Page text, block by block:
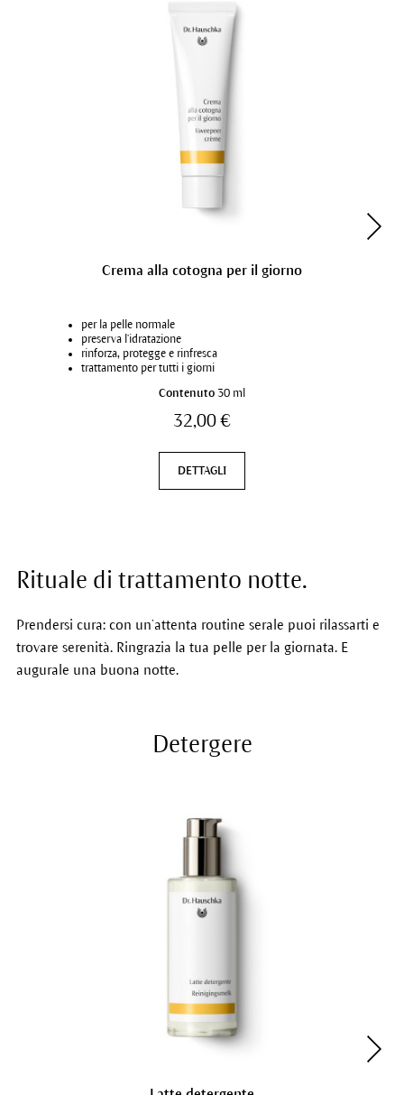
Crema alla cotogna per il giorno
per la pelle normale
preserva l’idratazione
rinforza, protegge e rinfresca
trattamento per tutti i giorni
Contenuto 30 ml
32,00 €
DETTAGLI
Rituale di trattamento notte.
Prendersi cura: con un’attenta routine serale puoi rilassarti e
trovare serenità. Ringrazia la tua pelle per la giornata. E
augurale una buona notte.
Detergere